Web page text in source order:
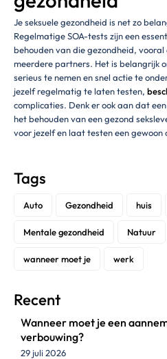
Je seksuele gezondheid is net zo
Regelmatige SOA-tests zijn een
behouden van die gezondheid,
meerdere partners. Het is belangrijk
serieus te nemen en snel actie te
jezelf regelmatig te laten testen,
complicaties. Denk er ook aan dat
het behouden van een gezond
voor jezelf en laat testen een gewoon
Tags
Auto Gezondheid huis
Mentale gezondheid Natuur
wanneer moet je werk
Recent
Wanneer moet je een
verbouwing?
29 juli 2026